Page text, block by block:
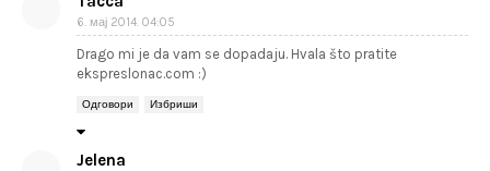
6. мај 2014. 04:05
Drago mi je da vam se dopadaju. Hvala što pratite
ekspreslonac.com :)
Одговори Избриши
Jelena